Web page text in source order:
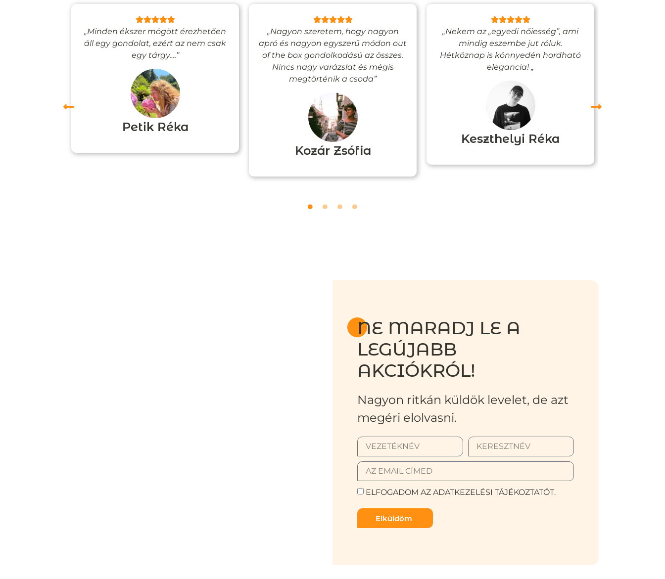
„Minden ékszer mögött érezhetően
áll egy gondolat, ezért az nem csak
egy tárgy….”
Petik Réka
„Nagyon szeretem, hogy nagyon
apró és nagyon egyszerű módon out
of the box gondolkodású az összes.
Nincs nagy varázslat és mégis
megtörténik a csoda”
Kozár Zsófia
„Nekem az „egyedi nőiesség”, ami
mindig eszembe jut róluk.
Hétköznap is könnyedén hordható
elegancia! „
Keszthelyi Réka
NE MARADJ LE A
LEGÚJABB
AKCIÓKRÓL!
Nagyon ritkán küldök levelet, de azt
megéri elolvasni.
ELFOGADOM AZ ADATKEZELÉSI TÁJÉKOZTATÓT.
Elküldöm